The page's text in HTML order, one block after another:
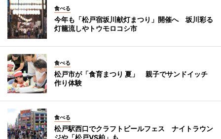
食べる
今年も「松戸宿坂川献灯まつり」開催へ 坂川彩る
灯籠流しやトウモロコシ市
食べる
松戸市が「食育まつり 夏」 親子でサンドイッチ
作り体験
食べる
松戸駅西口でクラフトビールフェス ナイトラウン
ジや「松戸VS柏」も